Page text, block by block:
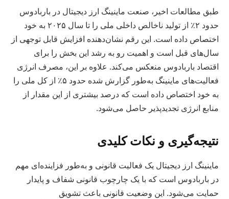
طبق مطالعات اخیر، صنعت ماینینگ ارز دیجیتال در باربادوس
حدود ۲٪ از تولید ناخالص داخلی ملی را تا سال ۲۰۲۵ به خود
اختصاص داده است. این رقم نشان‌دهنده افزایش قابل توجهی از
سال‌های قبل است و اهمیت رو به رشد این بخش را برای
اقتصاد باربادوس منعکس می‌کند. علاوه بر این، مصرف انرژی
فعالیت‌های ماینینگ به‌طور گزارش شده حدود ۵٪ از کل ملی را
به خود اختصاص داده است که درصد بیشتری از این مقدار از
منابع انرژی تجدیدپذیر حاصل می‌شود.
نتیجه‌گیری و نکات کلیدی
ماینینگ ارز دیجیتال یک فعالیت قانونی و به‌طور فزاینده‌ای مهم
در باربادوس است که با یک چارچوب قانونی شفاف و پایدار
حمایت می‌شود. این وضعیت قانونی باعث تشویق